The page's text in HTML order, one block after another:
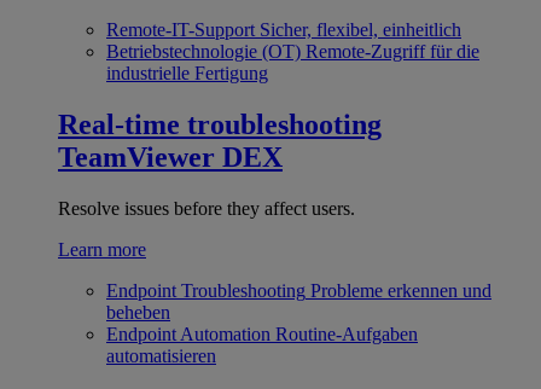
Remote-IT-Support Sicher, flexibel, einheitlich
Betriebstechnologie (OT) Remote-Zugriff für die
industrielle Fertigung
Real-time troubleshooting
TeamViewer DEX
Resolve issues before they affect users.
Learn more
Endpoint Troubleshooting Probleme erkennen und
beheben
Endpoint Automation Routine-Aufgaben
automatisieren